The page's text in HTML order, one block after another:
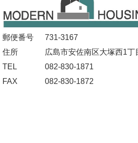
郵便番号
731-3167
住所
広島市安佐南区大塚西1丁
TEL
082-830-1871
FAX
082-830-1872